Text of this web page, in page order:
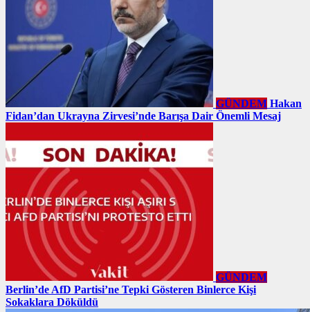
GÜNDEM Hakan
Fidan’dan Ukrayna Zirvesi’nde Barışa Dair Önemli Mesaj
GÜNDEM
Berlin’de AfD Partisi’ne Tepki Gösteren Binlerce Kişi
Sokaklara Döküldü